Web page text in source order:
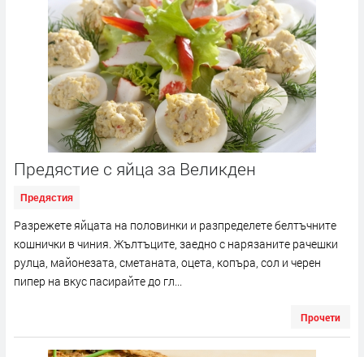
Предястие с яйца за Великден
Предястия
Разрежете яйцата на половинки и разпределете белтъчните
кошнички в чиния. Жълтъците, заедно с нарязаните рачешки
рулца, майонезата, сметаната, оцета, копъра, сол и черен
пипер на вкус пасирайте до гл...
Прочети